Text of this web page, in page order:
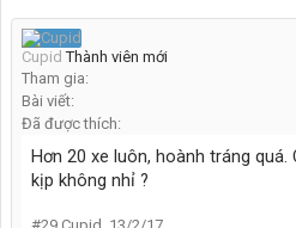
Cupid Thành viên mới
Tham gia:
Bài viết:
Đã được thích:
Hơn 20 xe luôn, hoành tráng
kịp không nhỉ ?